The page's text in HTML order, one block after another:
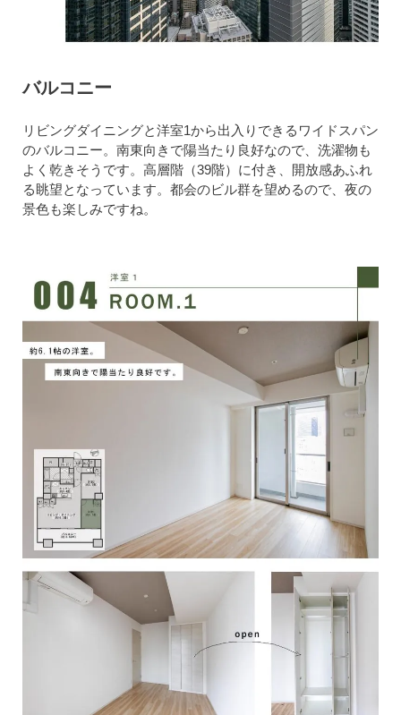
バルコニー
リビングダイニングと洋室1から出入りできるワイドスパン
のバルコニー。南東向きで陽当たり良好なので、洗濯物も
よく乾きそうです。高層階（39階）に付き、開放感あふれ
る眺望となっています。都会のビル群を望めるので、夜の
景色も楽しみですね。